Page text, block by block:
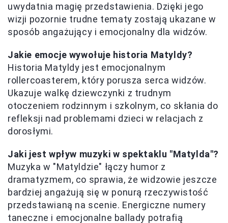
uwydatnia magię przedstawienia. Dzięki jego
wizji pozornie trudne tematy zostają ukazane w
sposób angażujący i emocjonalny dla widzów.
Jakie emocje wywołuje historia Matyldy?
Historia Matyldy jest emocjonalnym
rollercoasterem, który porusza serca widzów.
Ukazuje walkę dziewczynki z trudnym
otoczeniem rodzinnym i szkolnym, co skłania do
refleksji nad problemami dzieci w relacjach z
dorosłymi.
Jaki jest wpływ muzyki w spektaklu "Matylda"?
Muzyka w "Matyldzie" łączy humor z
dramatyzmem, co sprawia, że widzowie jeszcze
bardziej angażują się w ponurą rzeczywistość
przedstawianą na scenie. Energiczne numery
taneczne i emocjonalne ballady potrafią